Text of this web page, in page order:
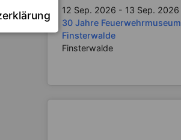
12 Sep. 2026 - 13 Sep. 2026
30 Jahre Feuerwehrmuseum
Finsterwalde
Finsterwalde